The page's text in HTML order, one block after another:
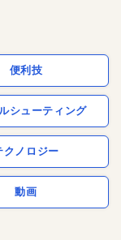
便利技
シューティング
クノロジー
動画